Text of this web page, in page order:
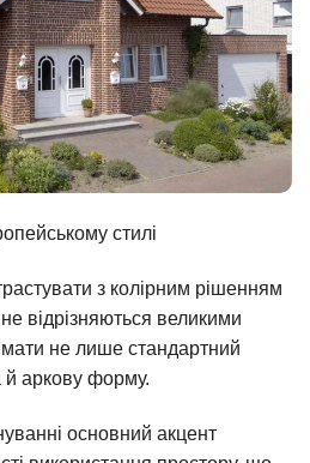
стилі
з колірним рішенням
відрізняються великими
не лише стандартний
й аркову форму.
основний акцент